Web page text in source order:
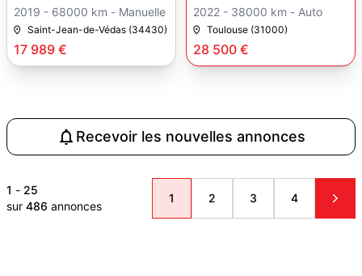
17 989 €
2019 - 68000 km - Manuelle
Saint-Jean-de-Védas (34430)
28 500 €
2022 - 38000 km - Auto
Toulouse (31000)
Recevoir les nouvelles annonces
1 - 25
sur 486 annonces
1 2 3 4